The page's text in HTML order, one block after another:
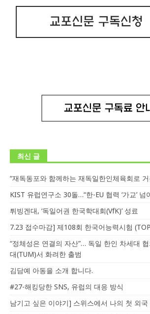
최신 글
“재독동포와 함께하는 재독일한인체육회로
KIST 유럽연구소 30돌…“한-EU 협력 ‘가교’ 넘
튀빙겐대, ‘독일어권 한국학대회(VfK)’ 성료
7.23 접수마감] 제108회 한국어능력시험
“정체성은 연결의 자산”… 독일 한인 차세대
대(TUM)서 화려한 출범
김담예 아동을 소개 합니다.
#27-해킹당한 SNS, 유럽의 대응 방식
남기고 싶은 이야기] 스위스에서 나의 첫 외